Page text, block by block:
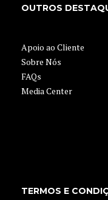
OUTROS
Apoio ao Cliente
Sobre Nós
FAQs
Media Center
TERMOS E